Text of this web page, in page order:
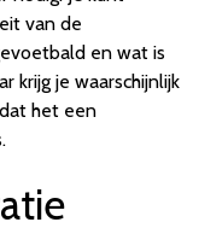
van de
en wat is
krijg je waarschijnlijk
het een